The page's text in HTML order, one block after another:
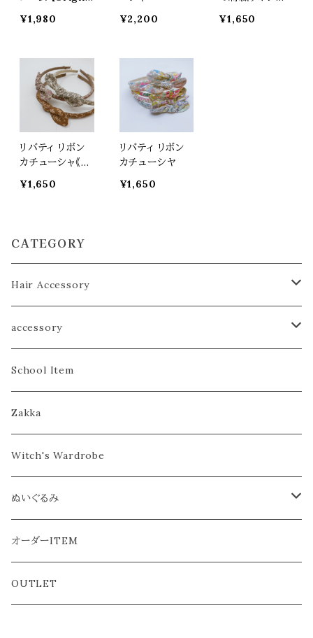
¥1,980
¥2,200
¥1,650
リバティ リボン
カチューシャ《vi
¥1,650
リバティ リボン
カチューシヤ
¥1,650
CATEGORY
Hair Accessory
ヘアゴム／シュシュ
ヘアピン／コーム
カチューシャ／ヘアバンド
カチューシャ
ヘアバンド
バブーシュカ
フラワークラウン／ティアラ
おとな
accessory
こども
おとな
School Item
Zakka
Witch's Wardrobe
ぬいぐるみ
ぬいぐるみ本体
ようふく
オーダーITEM
OUTLET